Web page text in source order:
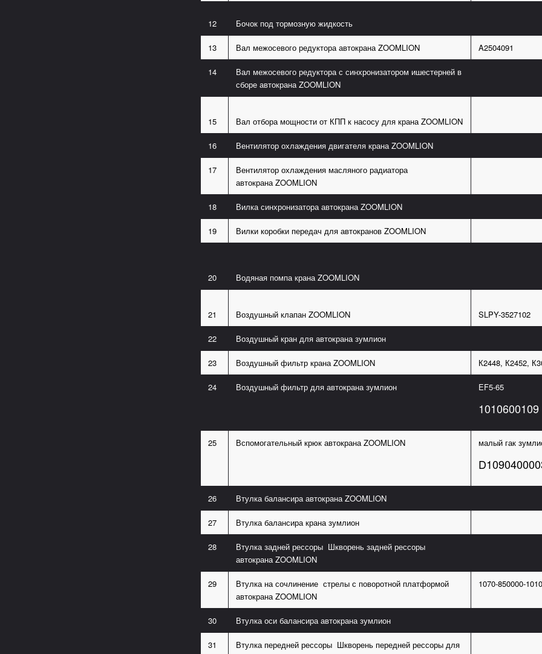
12 Бочок под тормозную жидкость
13 Вал межосевого редуктора автокрана ZOOMLION A2504091
14
Вал межосевого редуктора с синхронизатором ишестерней в
сборе автокрана ZOOMLION
15 Вал отбора мощности от КПП к насосу для крана ZOOMLION
16 Вентилятор охлаждения двигателя крана ZOOMLION
17
Вентилятор охлаждения масляного радиатора
автокрана ZOOMLION
18 Вилка синхронизатора автокрана ZOOMLION
19 Вилки коробки передач для автокранов ZOOMLION
20 Водяная помпа крана ZOOMLION
21 Воздушный клапан ZOOMLION SLPY-3527102
22 Воздушный кран для автокрана зумлион
23 Воздушный фильтр крана ZOOMLION К2448, К2452,
24 Воздушный фильтр для автокрана зумлион EF5-65
1010600109
25 Вспомогательный крюк автокрана ZOOMLION малый гак
26 Втулка балансира автокрана ZOOMLION
27 Втулка балансира крана зумлион
28
Втулка задней рессоры Шкворень задней рессоры
автокрана ZOOMLION
29
Втулка на сочлинение стрелы с поворотной платформой
автокрана ZOOMLION
1070-850000-1010
30 Втулка оси балансира автокрана зумлион
31
Втулка передней рессоры Шкворень передней рессоры для